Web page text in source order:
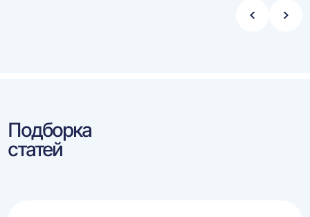
Стрелка
Подборка
статей